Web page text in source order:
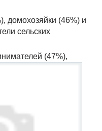
домохозяйки (46%) и
сельских
(47%),